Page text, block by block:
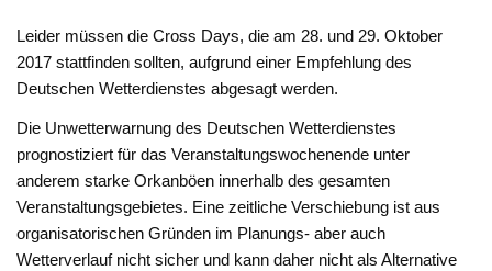
Leider müssen die Cross Days, die am 28. und 29. Oktober
2017 stattfinden sollten, aufgrund einer Empfehlung des
Deutschen Wetterdienstes abgesagt werden.
Die Unwetterwarnung des Deutschen Wetterdienstes
prognostiziert für das Veranstaltungswochenende unter
anderem starke Orkanböen innerhalb des gesamten
Veranstaltungsgebietes. Eine zeitliche Verschiebung ist aus
organisatorischen Gründen im Planungs- aber auch
Wetterverlauf nicht sicher und kann daher nicht als Alternative